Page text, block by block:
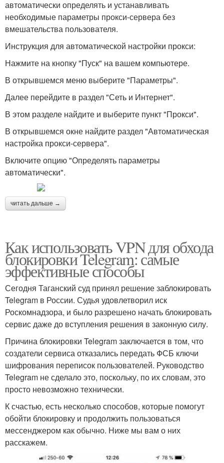
автоматически определять и устанавливать
необходимые параметры прокси-сервера без
вмешательства пользователя.
Инструкция для автоматической настройки прокси:
Нажмите на кнопку "Пуск" на вашем компьютере.
В открывшемся меню выберите "Параметры".
Далее перейдите в раздел "Сеть и Интернет".
В этом разделе найдите и выберите пункт "Прокси".
В открывшемся окне найдите раздел "Автоматическая
настройка прокси-сервера".
Включите опцию "Определять параметры
автоматически".
читать дальше →
Как использовать VPN для обхода
блокировки Telegram: самые
эффективные способы
Сегодня Таганский суд принял решение заблокировать
Telegram в России. Судья удовлетворил иск
Роскомнадзора, и было разрешено начать блокировать
сервис даже до вступления решения в законную силу.
Причина блокировки Telegram заключается в том, что
создатели сервиса отказались передать ФСБ ключи
шифрования переписок пользователей. Руководство
Telegram не сделало это, поскольку, по их словам, это
просто невозможно технически.
К счастью, есть несколько способов, которые помогут
обойти блокировку и продолжить пользоваться
мессенджером как обычно. Ниже мы вам о них
расскажем.